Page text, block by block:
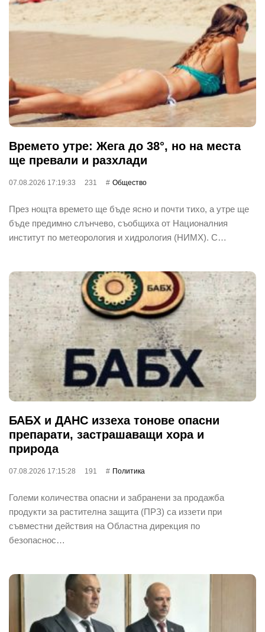
Времето утре: Жега до 38°, но на места
ще превали и разхлади
07.08.2026 17:19:33 231 Общество
През нощта времето ще бъде ясно и почти тихо, а утре ще
бъде предимно слънчево, съобщиха от Националния
институт по метеорология и хидрология (НИМХ). С…
БАБХ и ДАНС иззеха тонове опасни
препарати, застрашаващи хора и
природа
07.08.2026 17:15:28 191 Политика
Големи количества опасни и забранени за продажба
продукти за растителна защита (ПРЗ) са иззети при
съвместни действия на Областна дирекция по
безопаснос…